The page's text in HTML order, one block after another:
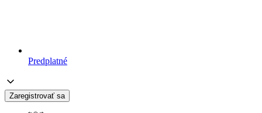
Predplatné
Zaregistrovať sa